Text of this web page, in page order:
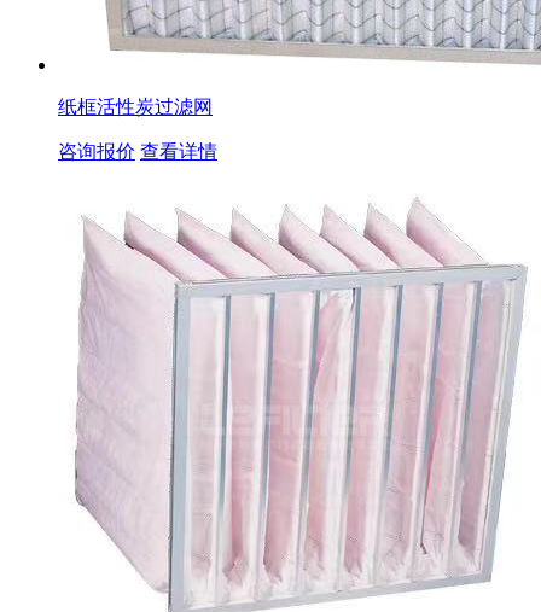
纸框活性炭过滤网
咨询报价 查看详情